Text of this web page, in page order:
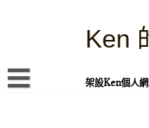
Ken
架設Ken個人